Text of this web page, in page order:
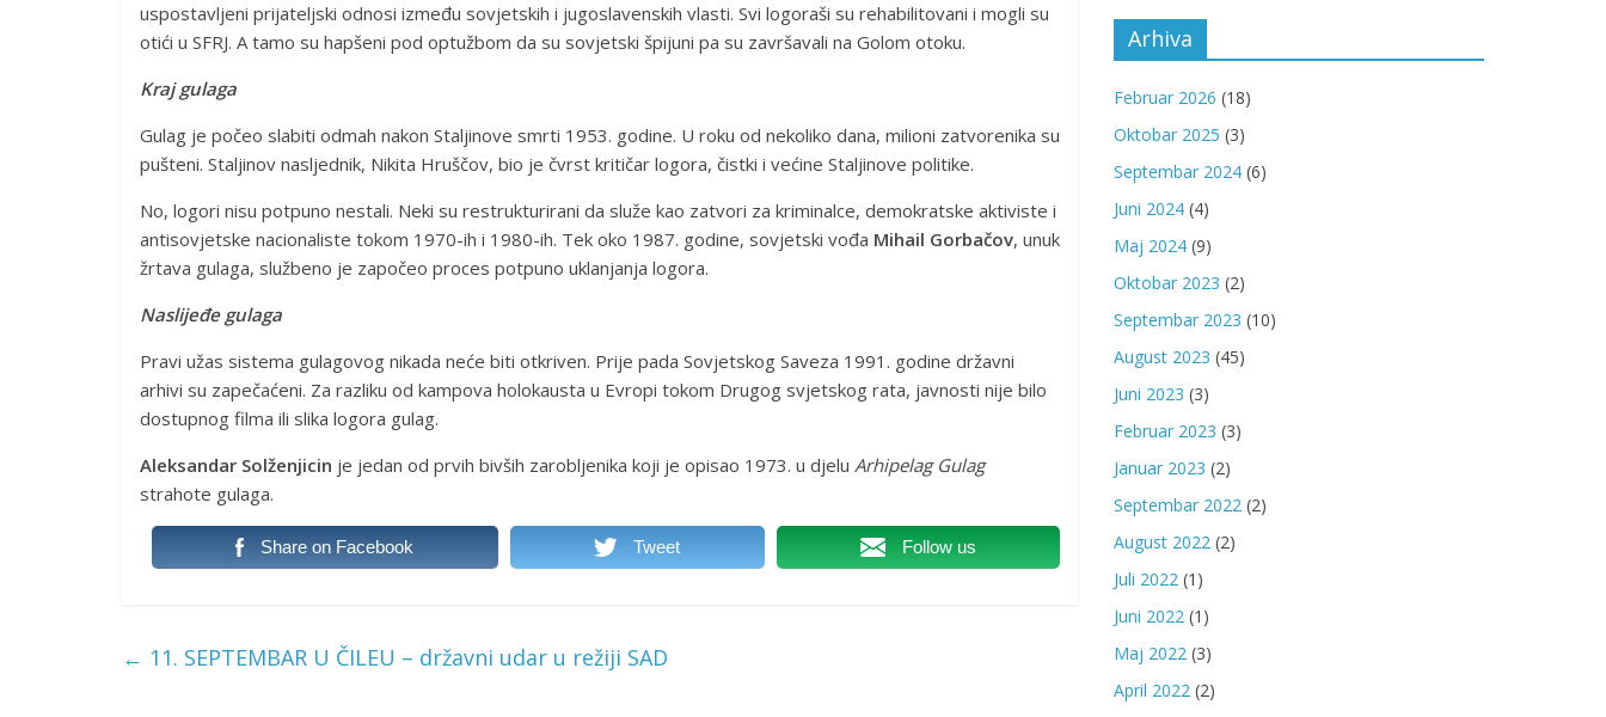
uspostavljeni prijateljski odnosi između sovjetskih i jugoslavenskih vlasti. Svi logoraši su rehabilitovani i mogli su
otići u SFRJ. A tamo su hapšeni pod optužbom da su sovjetski špijuni pa su završavali na Golom otoku.
Kraj gulaga
Gulag je počeo slabiti odmah nakon Staljinove smrti 1953. godine. U roku od nekoliko dana, milioni zatvorenika su
pušteni. Staljinov nasljednik, Nikita Hruščov, bio je čvrst kritičar logora, čistki i većine Staljinove politike.
No, logori nisu potpuno nestali. Neki su restrukturirani da služe kao zatvori za kriminalce, demokratske aktiviste i
antisovjetske nacionaliste tokom 1970-ih i 1980-ih. Tek oko 1987. godine, sovjetski vođa Mihail Gorbačov, unuk
žrtava gulaga, službeno je započeo proces potpuno uklanjanja logora.
Naslijeđe gulaga
Pravi užas sistema gulagovog nikada neće biti otkriven. Prije pada Sovjetskog Saveza 1991. godine državni
arhivi su zapečaćeni. Za razliku od kampova holokausta u Evropi tokom Drugog svjetskog rata, javnosti nije bilo
dostupnog filma ili slika logora gulag.
Aleksandar Solženjicin je jedan od prvih bivših zarobljenika koji je opisao 1973. u djelu Arhipelag Gulag
strahote gulaga.
Share on Facebook Tweet Follow us
← 11. SEPTEMBAR U ČILEU – državni udar u režiji SAD
Arhiva
Februar 2026 (18)
Oktobar 2025 (3)
Septembar 2024 (6)
Juni 2024 (4)
Maj 2024 (9)
Oktobar 2023 (2)
Septembar 2023 (10)
August 2023 (45)
Juni 2023 (3)
Februar 2023 (3)
Januar 2023 (2)
Septembar 2022 (2)
August 2022 (2)
Juli 2022 (1)
Juni 2022 (1)
Maj 2022 (3)
April 2022 (2)